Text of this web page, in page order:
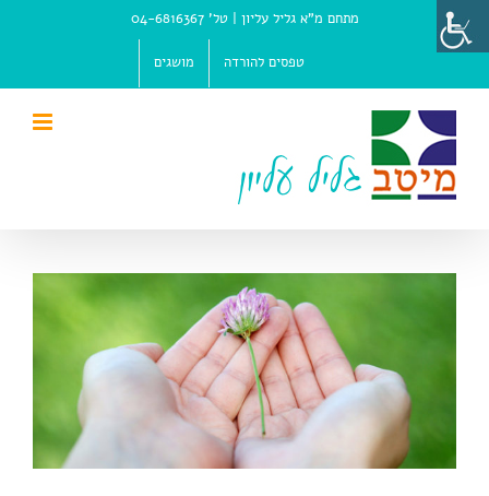
content
מתחם מ"א גליל עליון |טל' 04-6816367
טפסים להורדה מושגים